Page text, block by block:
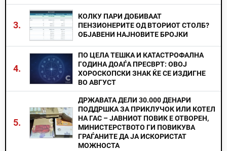
3.
КОЛКУ ПАРИ ДОБИВААТ
ПЕНЗИОНЕРИТЕ ОД ВТОРИОТ СТОЛБ?
ОБЈАВЕНИ НАЈНОВИТЕ БРОЈКИ
4.
ПО ЦЕЛА ТЕШКА И КАТАСТРОФАЛНА
ГОДИНА ДОАЃА ПРЕСВРТ: ОВОЈ
ХОРОСКОПСКИ ЗНАК ЌЕ СЕ ИЗДИГНЕ
ВО АВГУСТ
5.
ДРЖАВАТА ДЕЛИ 30.000 ДЕНАРИ
ПОДДРШКА ЗА ПРИКЛУЧОК ИЛИ КОТЕЛ
НА ГАС – ЈАВНИОТ ПОВИК Е ОТВОРЕН,
МИНИСТЕРСТВОТО ГИ ПОВИКУВА
ГРАЃАНИТЕ ДА ЈА ИСКОРИСТАТ
МОЖНОСТА